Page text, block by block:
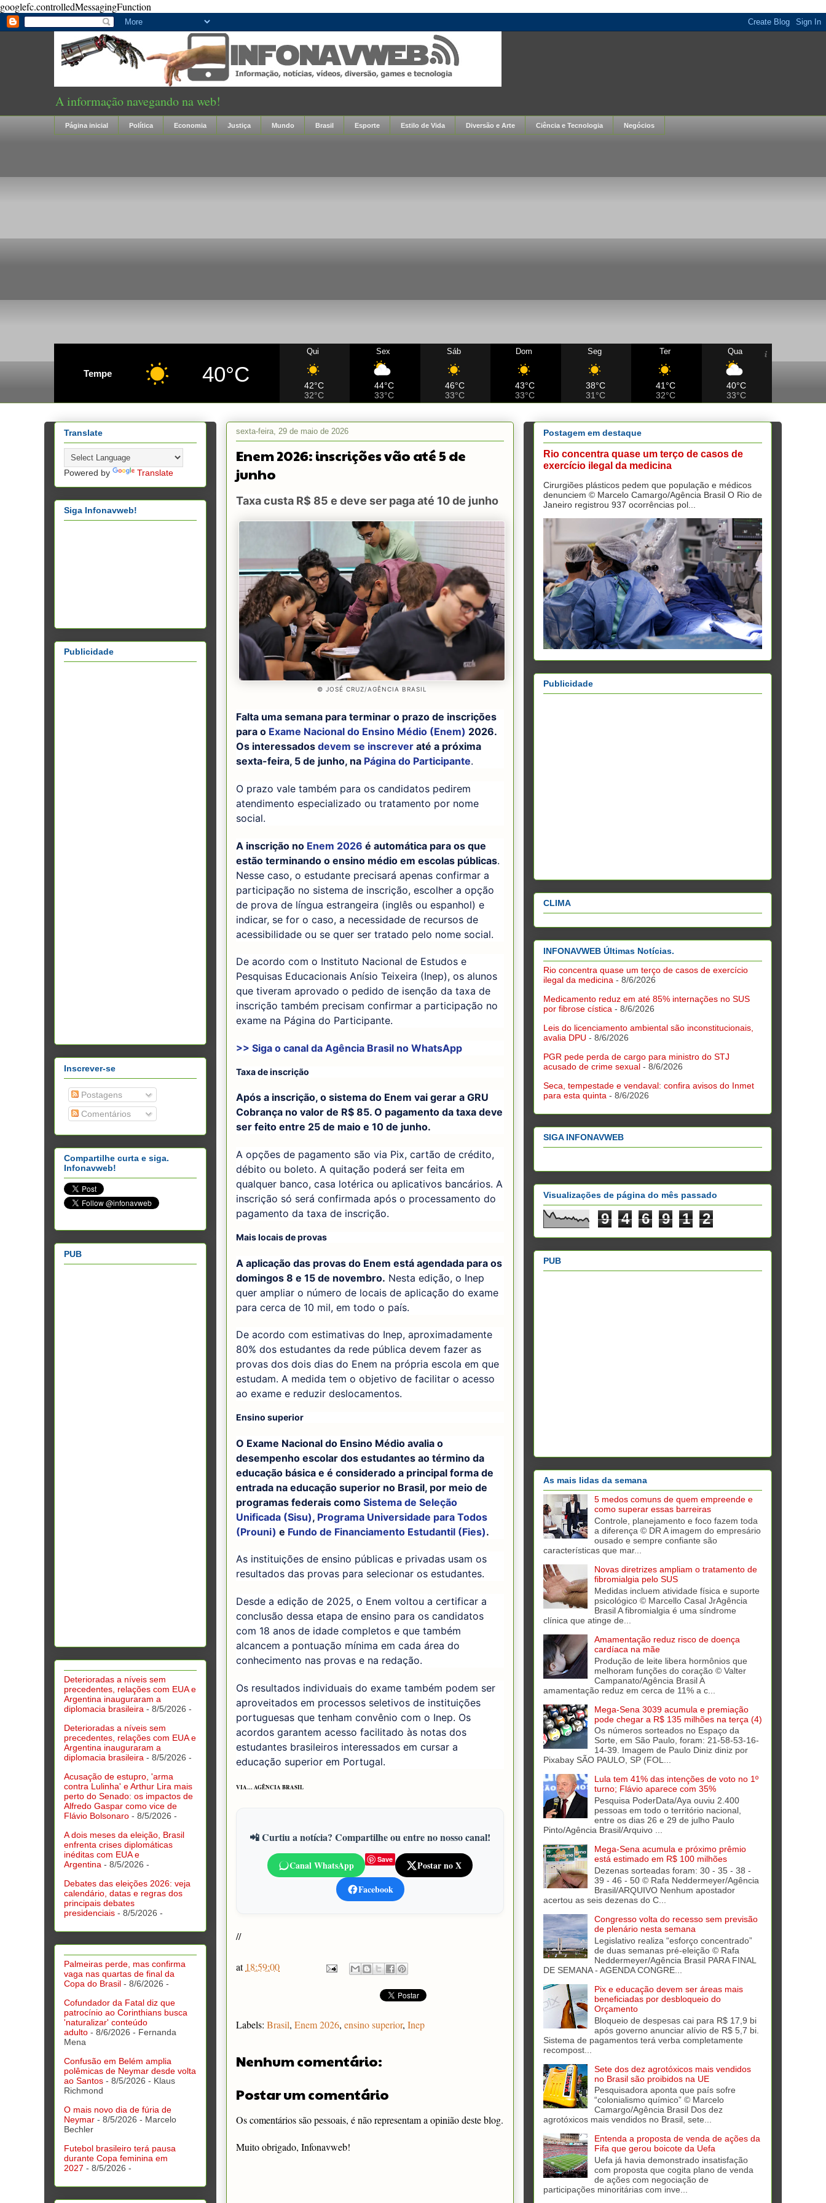
googlefc.controlledMessagingFunction
A informação navegando na web!
Página inicial Política Economia Justiça Mundo Brasil Esporte Estilo de Vida Diversão e Arte Ciência e Tecnologia Negócios
Tempe 40°C
Qui
42°C
32°C
Sex
44°C
33°C
Sáb
46°C
33°C
Dom
43°C
33°C
Seg
38°C
31°C
Ter
41°C
32°C
Qua
40°C
33°C
sexta-feira, 29 de maio de 2026
Enem 2026: inscrições vão até 5 de
junho
Taxa custa R$ 85 e deve ser paga até 10 de junho
© JOSÉ CRUZ/AGÊNCIA BRASIL
Falta uma semana para terminar o prazo de inscrições
para o Exame Nacional do Ensino Médio (Enem) 2026.
Os interessados devem se inscrever até a próxima
sexta-feira, 5 de junho, na Página do Participante.
O prazo vale também para os candidatos pedirem
atendimento especializado ou tratamento por nome
social.
A inscrição no Enem 2026 é automática para os que
estão terminando o ensino médio em escolas públicas.
Nesse caso, o estudante precisará apenas confirmar a
participação no sistema de inscrição, escolher a opção
de prova de língua estrangeira (inglês ou espanhol) e
indicar, se for o caso, a necessidade de recursos de
acessibilidade ou se quer ser tratado pelo nome social.
De acordo com o Instituto Nacional de Estudos e
Pesquisas Educacionais Anísio Teixeira (Inep), os alunos
que tiveram aprovado o pedido de isenção da taxa de
inscrição também precisam confirmar a participação no
exame na Página do Participante.
>> Siga o canal da Agência Brasil no WhatsApp
Taxa de inscrição
Após a inscrição, o sistema do Enem vai gerar a GRU
Cobrança no valor de R$ 85. O pagamento da taxa deve
ser feito entre 25 de maio e 10 de junho.
A opções de pagamento são via Pix, cartão de crédito,
débito ou boleto. A quitação poderá ser feita em
qualquer banco, casa lotérica ou aplicativos bancários. A
inscrição só será confirmada após o processamento do
pagamento da taxa de inscrição.
Mais locais de provas
A aplicação das provas do Enem está agendada para os
domingos 8 e 15 de novembro. Nesta edição, o Inep
quer ampliar o número de locais de aplicação do exame
para cerca de 10 mil, em todo o país.
De acordo com estimativas do Inep, aproximadamente
80% dos estudantes da rede pública devem fazer as
provas dos dois dias do Enem na própria escola em que
estudam. A medida tem o objetivo de facilitar o acesso
ao exame e reduzir deslocamentos.
Ensino superior
O Exame Nacional do Ensino Médio avalia o
desempenho escolar dos estudantes ao término da
educação básica e é considerado a principal forma de
entrada na educação superior no Brasil, por meio de
programas federais como Sistema de Seleção
Unificada (Sisu), Programa Universidade para Todos
(Prouni) e Fundo de Financiamento Estudantil (Fies).
As instituições de ensino públicas e privadas usam os
resultados das provas para selecionar os estudantes.
Desde a edição de 2025, o Enem voltou a certificar a
conclusão dessa etapa de ensino para os candidatos
com 18 anos de idade completos e que também
alcancem a pontuação mínima em cada área do
conhecimento nas provas e na redação.
Os resultados individuais do exame também podem ser
aproveitados em processos seletivos de instituições
portuguesas que tenham convênio com o Inep. Os
acordos garantem acesso facilitado às notas dos
estudantes brasileiros interessados em cursar a
educação superior em Portugal.
VIA… AGÊNCIA BRASIL
📲 Curtiu a notícia? Compartilhe ou entre no nosso canal!
Canal WhatsApp Save
Postar no X
Facebook
//
at 18:59:00
Labels: Brasil, Enem 2026, ensino superior, Inep
Nenhum comentário:
Postar um comentário
Os comentários são pessoais, é não representam a opinião deste blog.
Muito obrigado, Infonavweb!
Translate
Powered by Translate
Siga Infonavweb!
Publicidade
Inscrever-se
Postagens
Comentários
Compartilhe curta e siga.
Infonavweb!
PUB
Deterioradas a níveis sem
precedentes, relações com EUA e
Argentina inauguraram a
diplomacia brasileira - 8/5/2026 -
Deterioradas a níveis sem
precedentes, relações com EUA e
Argentina inauguraram a
diplomacia brasileira - 8/5/2026 -
Acusação de estupro, 'arma
contra Lulinha' e Arthur Lira mais
perto do Senado: os impactos de
Alfredo Gaspar como vice de
Flávio Bolsonaro - 8/5/2026 -
A dois meses da eleição, Brasil
enfrenta crises diplomáticas
inéditas com EUA e
Argentina - 8/5/2026 -
Debates das eleições 2026: veja
calendário, datas e regras dos
principais debates
presidenciais - 8/5/2026 -
Palmeiras perde, mas confirma
vaga nas quartas de final da
Copa do Brasil - 8/6/2026 -
Cofundador da Fatal diz que
patrocínio ao Corinthians busca
'naturalizar' conteúdo
adulto - 8/6/2026 - Fernanda
Mena
Confusão em Belém amplia
polêmicas de Neymar desde volta
ao Santos - 8/5/2026 - Klaus
Richmond
O mais novo dia de fúria de
Neymar - 8/5/2026 - Marcelo
Bechler
Futebol brasileiro terá pausa
durante Copa feminina em
2027 - 8/5/2026 -
Postagem em destaque
Rio concentra quase um terço de casos de
exercício ilegal da medicina
Cirurgiões plásticos pedem que população e médicos
denunciem © Marcelo Camargo/Agência Brasil O Rio de
Janeiro registrou 937 ocorrências pol...
Publicidade
CLIMA
INFONAVWEB Últimas Notícias.
Rio concentra quase um terço de casos de exercício
ilegal da medicina - 8/6/2026
Medicamento reduz em até 85% internações no SUS
por fibrose cística - 8/6/2026
Leis do licenciamento ambiental são inconstitucionais,
avalia DPU - 8/6/2026
PGR pede perda de cargo para ministro do STJ
acusado de crime sexual - 8/6/2026
Seca, tempestade e vendaval: confira avisos do Inmet
para esta quinta - 8/6/2026
SIGA INFONAVWEB
Visualizações de página do mês passado
9 4 6 9 1 2
PUB
As mais lidas da semana
5 medos comuns de quem empreende e
como superar essas barreiras
Controle, planejamento e foco fazem toda
a diferença © DR A imagem do empresário
ousado e sempre confiante são
características que mar...
Novas diretrizes ampliam o tratamento de
fibromialgia pelo SUS
Medidas incluem atividade física e suporte
psicológico © Marcello Casal JrAgência
Brasil A fibromialgia é uma síndrome
clínica que atinge de...
Amamentação reduz risco de doença
cardíaca na mãe
Produção de leite libera hormônios que
melhoram funções do coração © Valter
Campanato/Agência Brasil A
amamentação reduz em cerca de 11% a c...
Mega-Sena 3039 acumula e premiação
pode chegar a R$ 135 milhões na terça (4)
Os números sorteados no Espaço da
Sorte, em São Paulo, foram: 21-58-53-16-
14-39. Imagem de Paulo Diniz diniz por
Pixabay SÃO PAULO, SP (FOL...
Lula tem 41% das intenções de voto no 1º
turno; Flávio aparece com 35%
Pesquisa PoderData/Aya ouviu 2.400
pessoas em todo o território nacional,
entre os dias 26 e 29 de julho Paulo
Pinto/Agência Brasil/Arquivo ...
Mega-Sena acumula e próximo prêmio
está estimado em R$ 100 milhões
Dezenas sorteadas foram: 30 - 35 - 38 -
39 - 46 - 50 © Rafa Neddermeyer/Agência
Brasil/ARQUIVO Nenhum apostador
acertou as seis dezenas do C...
Congresso volta do recesso sem previsão
de plenário nesta semana
Legislativo realiza “esforço concentrado”
de duas semanas pré-eleição © Rafa
Neddermeyer/Agência Brasil PARA FINAL
DE SEMANA - AGENDA CONGRE...
Pix e educação devem ser áreas mais
beneficiadas por desbloqueio do
Orçamento
Bloqueio de despesas cai para R$ 17,9 bi
após governo anunciar alívio de R$ 5,7 bi.
Sistema de pagamentos terá verba completamente
recompost...
Sete dos dez agrotóxicos mais vendidos
no Brasil são proibidos na UE
Pesquisadora aponta que país sofre
“colonialismo químico” © Marcelo
Camargo/Agência Brasil Dos dez
agrotóxicos mais vendidos no Brasil, sete...
Entenda a proposta de venda de ações da
Fifa que gerou boicote da Uefa
Uefa já havia demonstrado insatisfação
com proposta que cogita plano de venda
de ações com negociação de
participações minoritárias com inve...